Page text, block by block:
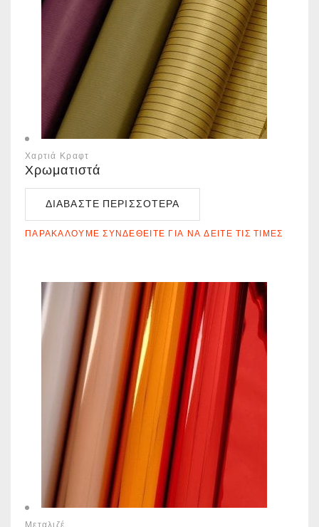
Χαρτιά Κραφτ
Χρωματιστά
ΔΙΑΒΆΣΤΕ ΠΕΡΙΣΣΌΤΕΡΑ
ΠΑΡΑΚΑΛΟΎΜΕ ΣΥΝΔΕΘΕΊΤΕ ΓΙΑ ΝΑ ΔΕΊΤΕ ΤΙΣ ΤΙΜΈΣ